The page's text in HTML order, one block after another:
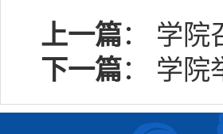
上一篇： 学院
下一篇： 学院